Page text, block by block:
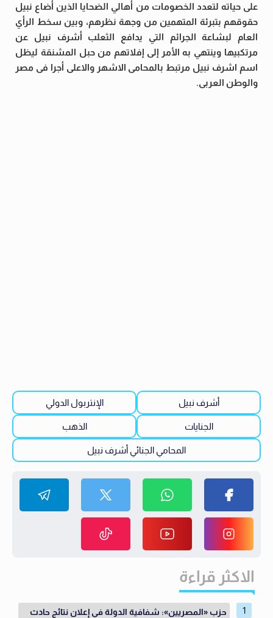
على حياته لتعدد الخصومات من أهالي الضحايا الذين أضاع نبيل
حقوقهم بتبرئة المتهمين من وجهة نظرهم، وبين سخط الرأي
العام لبشاعة الجرائم التي يدافع الثعلب أشرف نبيل عن
مرتكبيها وينتهي به الأمر إلى إفلاتهم من حبل المشنقة ليظل
اسم اشرف نبيل مرتبط بالمحامى الاشهر والاعلى أجرا فى مصر
والوطن العربى.
أشرف نبيل الإنتربول الدولي
الجنايات الذهب
المحامي الجنائي أشرف نبيل
الاكثر قراءة
حزب «المصريين»: شفافية الدولة في إعلان نتائج حادث